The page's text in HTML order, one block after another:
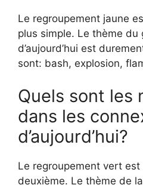
Le regroupement jaune
plus simple. Le thème du
d’aujourd’hui est
sont: bash, explosion,
Quels sont les
dans les
d’aujourd’hui?
Le regroupement vert est
deuxième. Le thème de